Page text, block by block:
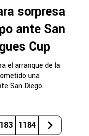
sorpresa
ante San
Cup
el arranque de la
una
San Diego.
1184